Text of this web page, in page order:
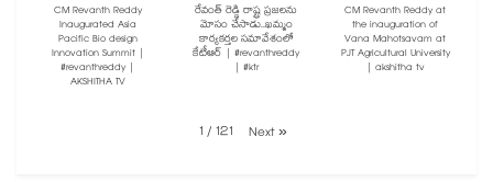
CM Revanth Reddy
Inaugurated Asia
Pacific Bio design
Innovation Summit |
#revanthreddy |
AKSHITHA TV
రేవంత్ రెడ్డి రాష్ట్ర ప్రజలను
మోసం చేసాడు..ఖమ్మం
కార్యకర్తల సమావేశంలో
కేటీఆర్ | #revanthreddy
| #ktr
CM Revanth Reddy at
the inauguration of
Vana Mahotsavam at
PJT Agricultural University
| akshitha tv
1 /121 Next»